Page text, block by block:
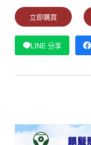
立即購買
LINE 分享